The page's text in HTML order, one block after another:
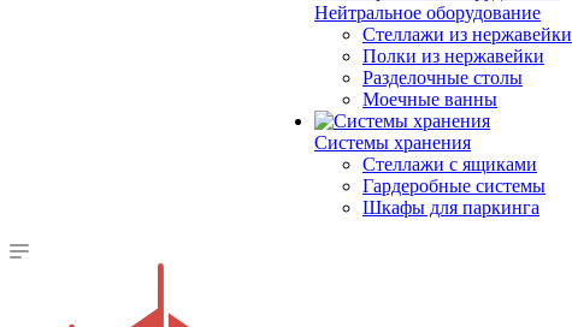
Нейтральное оборудование
Стеллажи из нержавейки
Полки из нержавейки
Разделочные столы
Моечные ванны
Системы хранения
Стеллажи с ящиками
Гардеробные системы
Шкафы для паркинга